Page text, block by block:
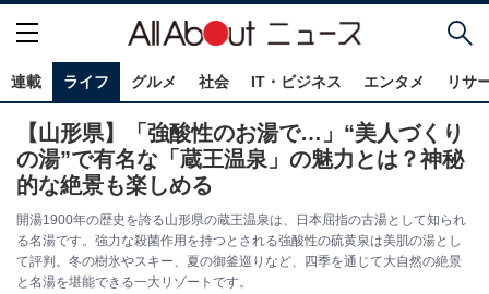
連載 ライフ グルメ 社会 IT・ビジネス エンタメ リサ
【山形県】「強酸性のお湯で…」“美人づくり
の湯”で有名な「蔵王温泉」の魅力とは？神秘
的な絶景も楽しめる
開湯1900年の歴史を誇る山形県の蔵王温泉は、日本屈指の古湯として知られ
る名湯です。強力な殺菌作用を持つとされる強酸性の硫黄泉は美肌の湯とし
て評判。冬の樹氷やスキー、夏の御釜巡りなど、四季を通じて大自然の絶景
と名湯を堪能できる一大リゾートです。